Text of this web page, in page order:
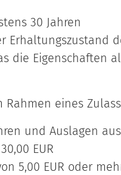
30 Jahren
Erhaltungszustand
die Eigenschaften
Rahmen eines
und Auslagen
EUR
5,00 EUR oder